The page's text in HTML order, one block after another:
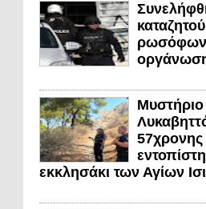
57χρονης
εκκλησάκι των Αγίων